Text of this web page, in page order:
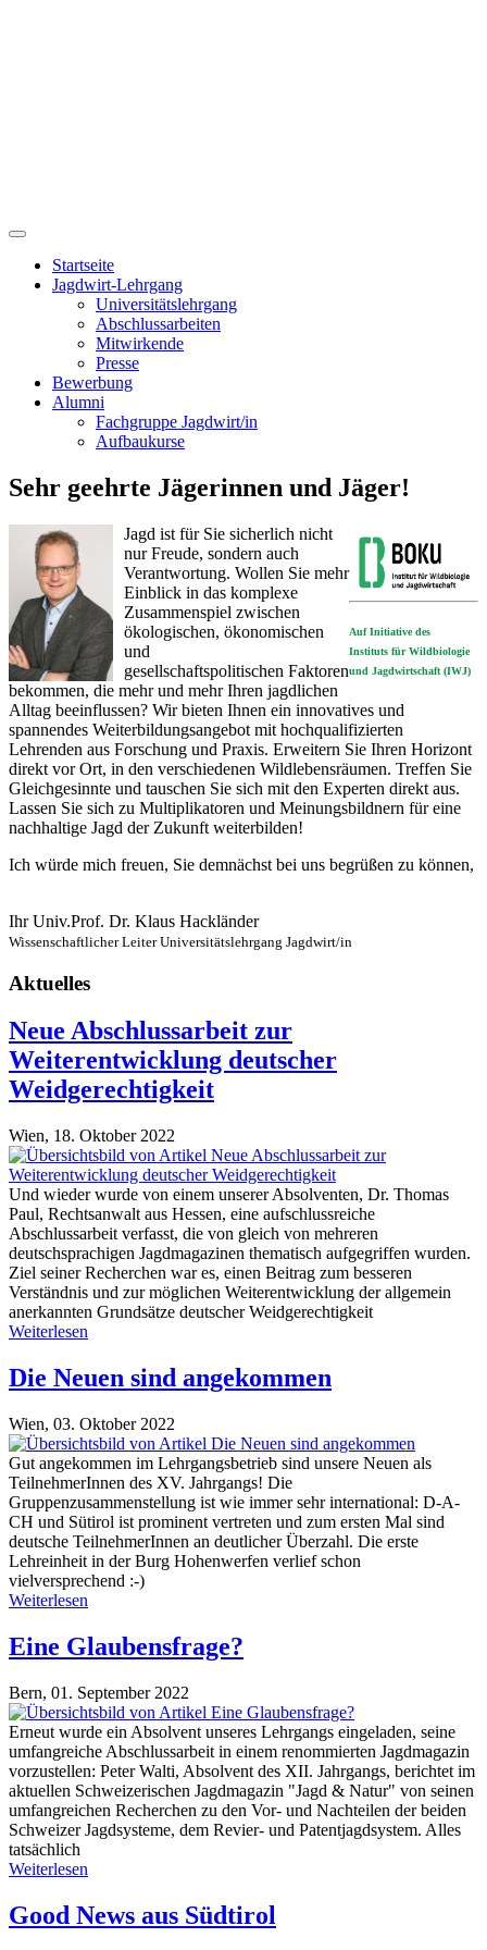
Startseite
Jagdwirt-Lehrgang
Universitätslehrgang
Abschlussarbeiten
Mitwirkende
Presse
Bewerbung
Alumni
Fachgruppe Jagdwirt/in
Aufbaukurse
Sehr geehrte Jägerinnen und Jäger!
Auf Initiative des
Instituts für Wildbiologie
und Jagdwirtschaft (IWJ)
Jagd ist für Sie sicherlich nicht
nur Freude, sondern auch
Verantwortung. Wollen Sie mehr
Einblick in das komplexe
Zusammenspiel zwischen
ökologischen, ökonomischen
und
gesellschaftspolitischen Faktoren
bekommen, die mehr und mehr Ihren jagdlichen
Alltag beeinflussen? Wir bieten Ihnen ein innovatives und
spannendes Weiterbildungsangebot mit hochqualifizierten
Lehrenden aus Forschung und Praxis. Erweitern Sie Ihren Horizont
direkt vor Ort, in den verschiedenen Wildlebensräumen. Treffen Sie
Gleichgesinnte und tauschen Sie sich mit den Experten direkt aus.
Lassen Sie sich zu Multiplikatoren und Meinungsbildnern für eine
nachhaltige Jagd der Zukunft weiterbilden!
Ich würde mich freuen, Sie demnächst bei uns begrüßen zu können,
Ihr Univ.Prof. Dr. Klaus Hackländer
Wissenschaftlicher Leiter Universitätslehrgang Jagdwirt/in
Aktuelles
Neue Abschlussarbeit zur
Weiterentwicklung deutscher
Weidgerechtigkeit
Wien, 18. Oktober 2022
Und wieder wurde von einem unserer Absolventen, Dr. Thomas
Paul, Rechtsanwalt aus Hessen, eine aufschlussreiche
Abschlussarbeit verfasst, die von gleich von mehreren
deutschsprachigen Jagdmagazinen thematisch aufgegriffen wurden.
Ziel seiner Recherchen war es, einen Beitrag zum besseren
Verständnis und zur möglichen Weiterentwicklung der allgemein
anerkannten Grundsätze deutscher Weidgerechtigkeit
Weiterlesen
Die Neuen sind angekommen
Wien, 03. Oktober 2022
Gut angekommen im Lehrgangsbetrieb sind unsere Neuen als
TeilnehmerInnen des XV. Jahrgangs! Die
Gruppenzusammenstellung ist wie immer sehr international: D-A-
CH und Sütirol ist prominent vertreten und zum ersten Mal sind
deutsche TeilnehmerInnen an deutlicher Überzahl. Die erste
Lehreinheit in der Burg Hohenwerfen verlief schon
vielversprechend :-)
Weiterlesen
Eine Glaubensfrage?
Bern, 01. September 2022
Erneut wurde ein Absolvent unseres Lehrgangs eingeladen, seine
umfangreiche Abschlussarbeit in einem renommierten Jagdmagazin
vorzustellen: Peter Walti, Absolvent des XII. Jahrgangs, berichtet im
aktuellen Schweizerischen Jagdmagazin "Jagd & Natur" von seinen
umfangreichen Recherchen zu den Vor- und Nachteilen der beiden
Schweizer Jagdsysteme, dem Revier- und Patentjagdsystem. Alles
tatsächlich
Weiterlesen
Good News aus Südtirol